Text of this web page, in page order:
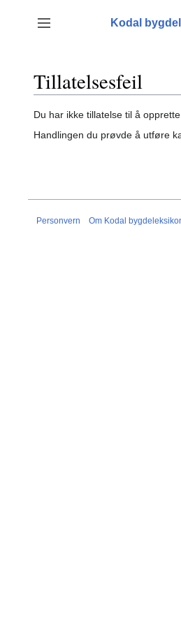
innhold
Vis/skjul sidefelt
Kodal
Tillatelsesfeil
Du har ikke tillatelse til å
Handlingen du prøvde å utføre
Personvern Om Kodal